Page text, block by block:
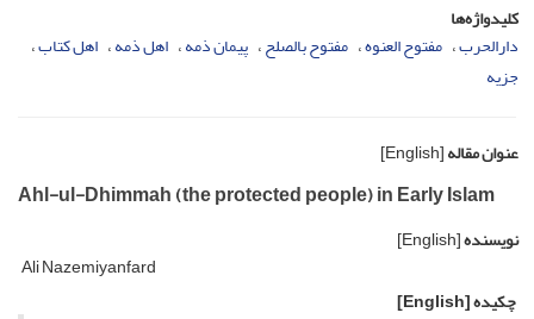
کلیدواژه‌ها
دارالحرب مفتوح العنوه مفتوح بالصلح پیمان ذمه اهل ذمه اهل کتاب
جزیه
عنوان مقاله[English]
Ahl-ul-Dhimmah (the protected people) in Early Islam
نویسنده[English]
Ali Nazemiyanfard
چکیده[English]